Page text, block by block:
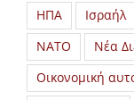
ΗΠΑ
Ισραήλ
ΝΑΤΟ
Νέα
Οικονομική